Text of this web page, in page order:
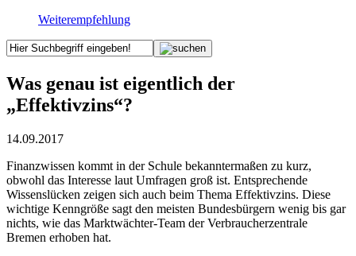
Weiterempfehlung
Was genau ist eigentlich der
„Effektivzins“?
14.09.2017
Finanzwissen kommt in der Schule bekanntermaßen zu kurz,
obwohl das Interesse laut Umfragen groß ist. Entsprechende
Wissenslücken zeigen sich auch beim Thema Effektivzins. Diese
wichtige Kenngröße sagt den meisten Bundesbürgern wenig bis gar
nichts, wie das Marktwächter-Team der Verbraucherzentrale
Bremen erhoben hat.